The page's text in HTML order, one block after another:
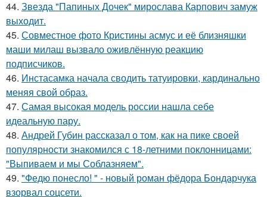
44. Звезда "Папиных Дочек" мирослава Карпович замуж
выходит.
45. Совместное фото Кристины асмус и её близняшки
маши милаш вызвало оживлённую реакцию
подписчиков.
46. Инстасамка начала сводить татуировки, кардинально
меняя свой образ.
47. Самая высокая модель россии нашла себе
идеальную пару.
48. Андрей Губин рассказал о том, как на пике своей
популярности знакомился с 18-летними поклонницами:
"Выпиваем и мы Соблазняем".
49. "Федю понесло! " - новый роман фёдора Бондарчука
взорвал соцсети.